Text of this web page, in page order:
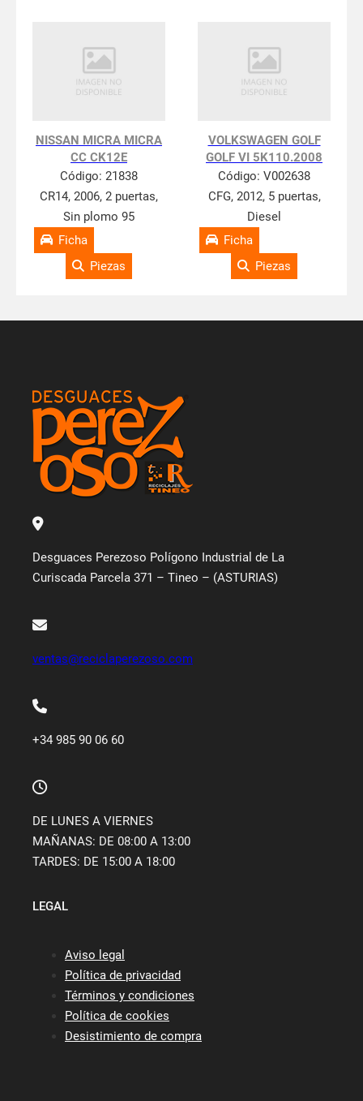
NISSAN MICRA MICRA
CC CK12E
Código: 21838
CR14, 2006, 2 puertas,
Sin plomo 95
Ficha
Piezas
VOLKSWAGEN GOLF
GOLF VI 5K110.2008
Código: V002638
CFG, 2012, 5 puertas,
Diesel
Ficha
Piezas
Desguaces Perezoso Polígono Industrial de La
Curiscada Parcela 371 – Tineo – (ASTURIAS)
ventas@reciclaperezoso.com
+34 985 90 06 60
DE LUNES A VIERNES
MAÑANAS: DE 08:00 A 13:00
TARDES: DE 15:00 A 18:00
LEGAL
Aviso legal
Política de privacidad
Términos y condiciones
Política de cookies
Desistimiento de compra